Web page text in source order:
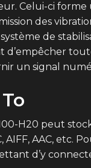
Celui-ci
des
de
un signal
H20 peut
AIFF, AAC,
d’y